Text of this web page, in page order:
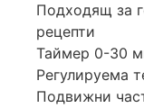
Подходящ за
рецепти
Таймер 0-30
Регулируема
Подвижни